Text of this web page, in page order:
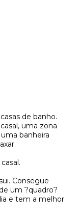
de banho.
uma zona
banheira
Consegue
um ?quadro?
e tem a melhor